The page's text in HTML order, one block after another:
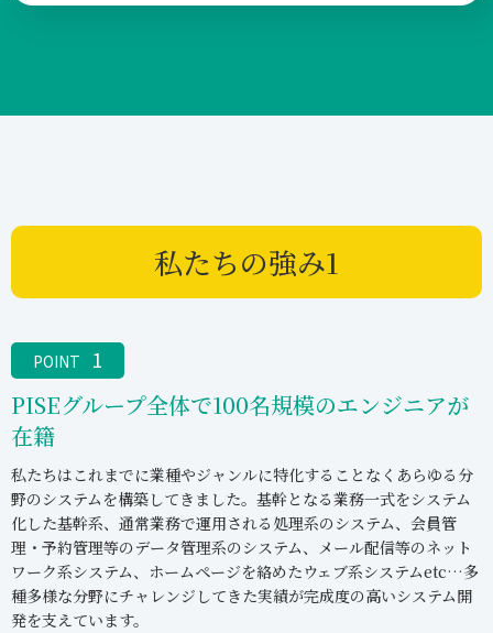
私たちの強み1
POINT 1
PISEグループ全体で100名規模のエンジニアが
在籍
私たちはこれまでに業種やジャンルに特化することなくあらゆる分
野のシステムを構築してきました。基幹となる業務一式をシステム
化した基幹系、通常業務で運用される処理系のシステム、会員管
理・予約管理等のデータ管理系のシステム、メール配信等のネット
ワーク系システム、ホームページを絡めたウェブ系システムetc…多
種多様な分野にチャレンジしてきた実績が完成度の高いシステム開
発を支えています。